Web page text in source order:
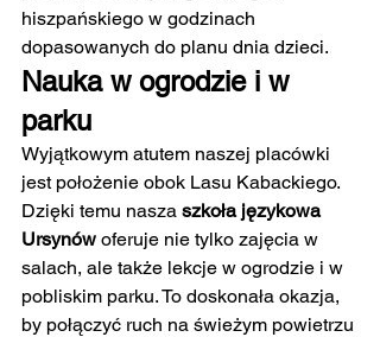
hiszpańskiego w godzinach
dopasowanych do planu dnia dzieci.
Nauka w ogrodzie i w
parku
Wyjątkowym atutem naszej placówki
jest położenie obok Lasu Kabackiego.
Dzięki temu nasza szkoła językowa
Ursynów oferuje nie tylko zajęcia w
salach, ale także lekcje w ogrodzie i w
pobliskim parku. To doskonała okazja,
by połączyć ruch na świeżym powietrzu